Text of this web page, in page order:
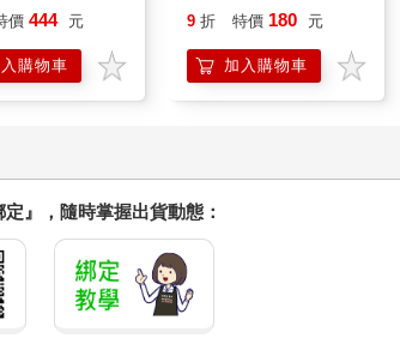
in 1 Book.
價 444 元
購物車
9 折 特價 180 元
加入購物車
』，隨時掌握出貨動態：